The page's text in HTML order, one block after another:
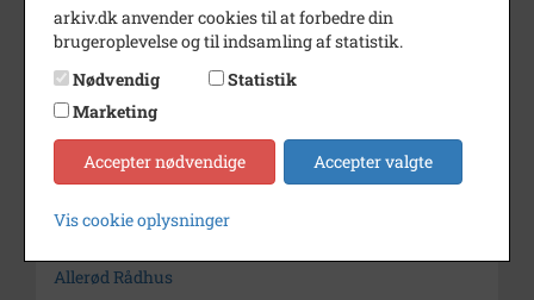
Størrelse
10 x 15 cm
Arkiv
Lokalhistorisk Arkiv og
Kontakt arkivet
Søg videre i Lokalhistorisk Arkiv og Forening i Allerød
Allerød Rådhus
arkiv.dk anvender cookies til at forbedre din
brugeroplevelse og til indsamling af statistik.
Nødvendig
Statistik
Marketing
Accepter nødvendige Accepter valgte
Vis cookie oplysninger